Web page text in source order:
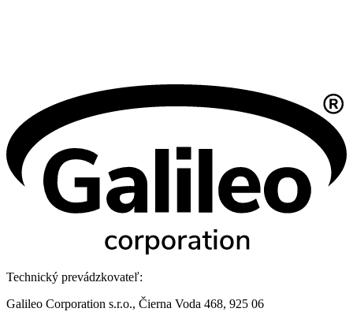
Technický prevádzkovateľ:
Galileo Corporation s.r.o., Čierna Voda 468, 925 06